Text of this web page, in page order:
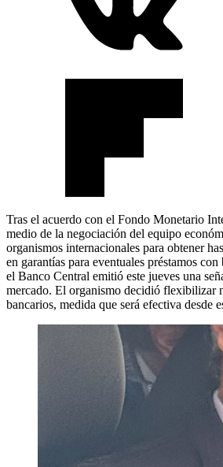
Tras el acuerdo con el Fondo Monetario
medio de la negociación del equipo
organismos internacionales para obtener
en garantías para eventuales préstamos
el Banco Central emitió este jueves una
mercado. El organismo decidió flexibilizar
bancarios, medida que será efectiva desde